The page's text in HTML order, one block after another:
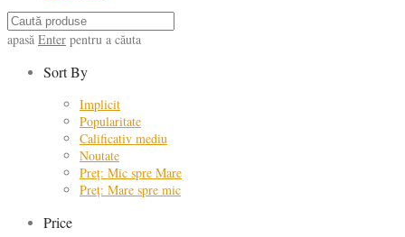
apasă Enter pentru a căuta
Sort By
Implicit
Popularitate
Calificativ mediu
Noutate
Preț: Mic spre Mare
Preț: Mare spre mic
Price